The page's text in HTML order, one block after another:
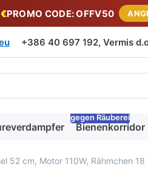
PROMO CODE: OFFV50
+386 40 697 192, Vermis
automatisch erste
Bienenkorridor
gegen Räuberei
52 cm, Motor 110W, Rähmchen